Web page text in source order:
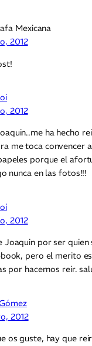
Mexicana
2012
2012
ha hecho
me toca convencer
porque el
nunca en las fotos!!!
2012
Joaquin por ser quien
pero el merito
por hacernos reir.
2012
os guste, hay que